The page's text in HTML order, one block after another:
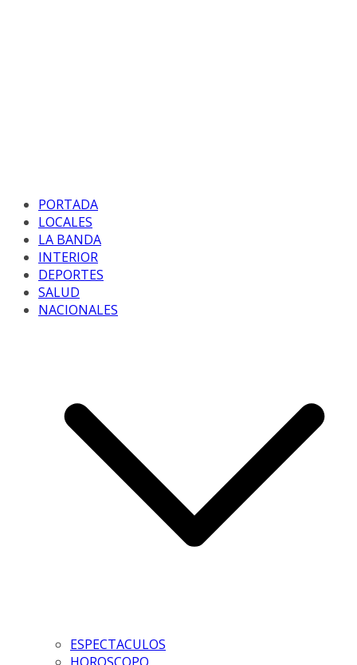
PORTADA
LOCALES
LA BANDA
INTERIOR
DEPORTES
SALUD
NACIONALES
ESPECTACULOS